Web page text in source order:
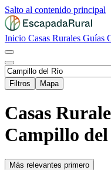
Salto al contenido principal
Inicio Casas Rurales Guías
Filtros
Mapa
Casas
Campillo
Más relevantes primero